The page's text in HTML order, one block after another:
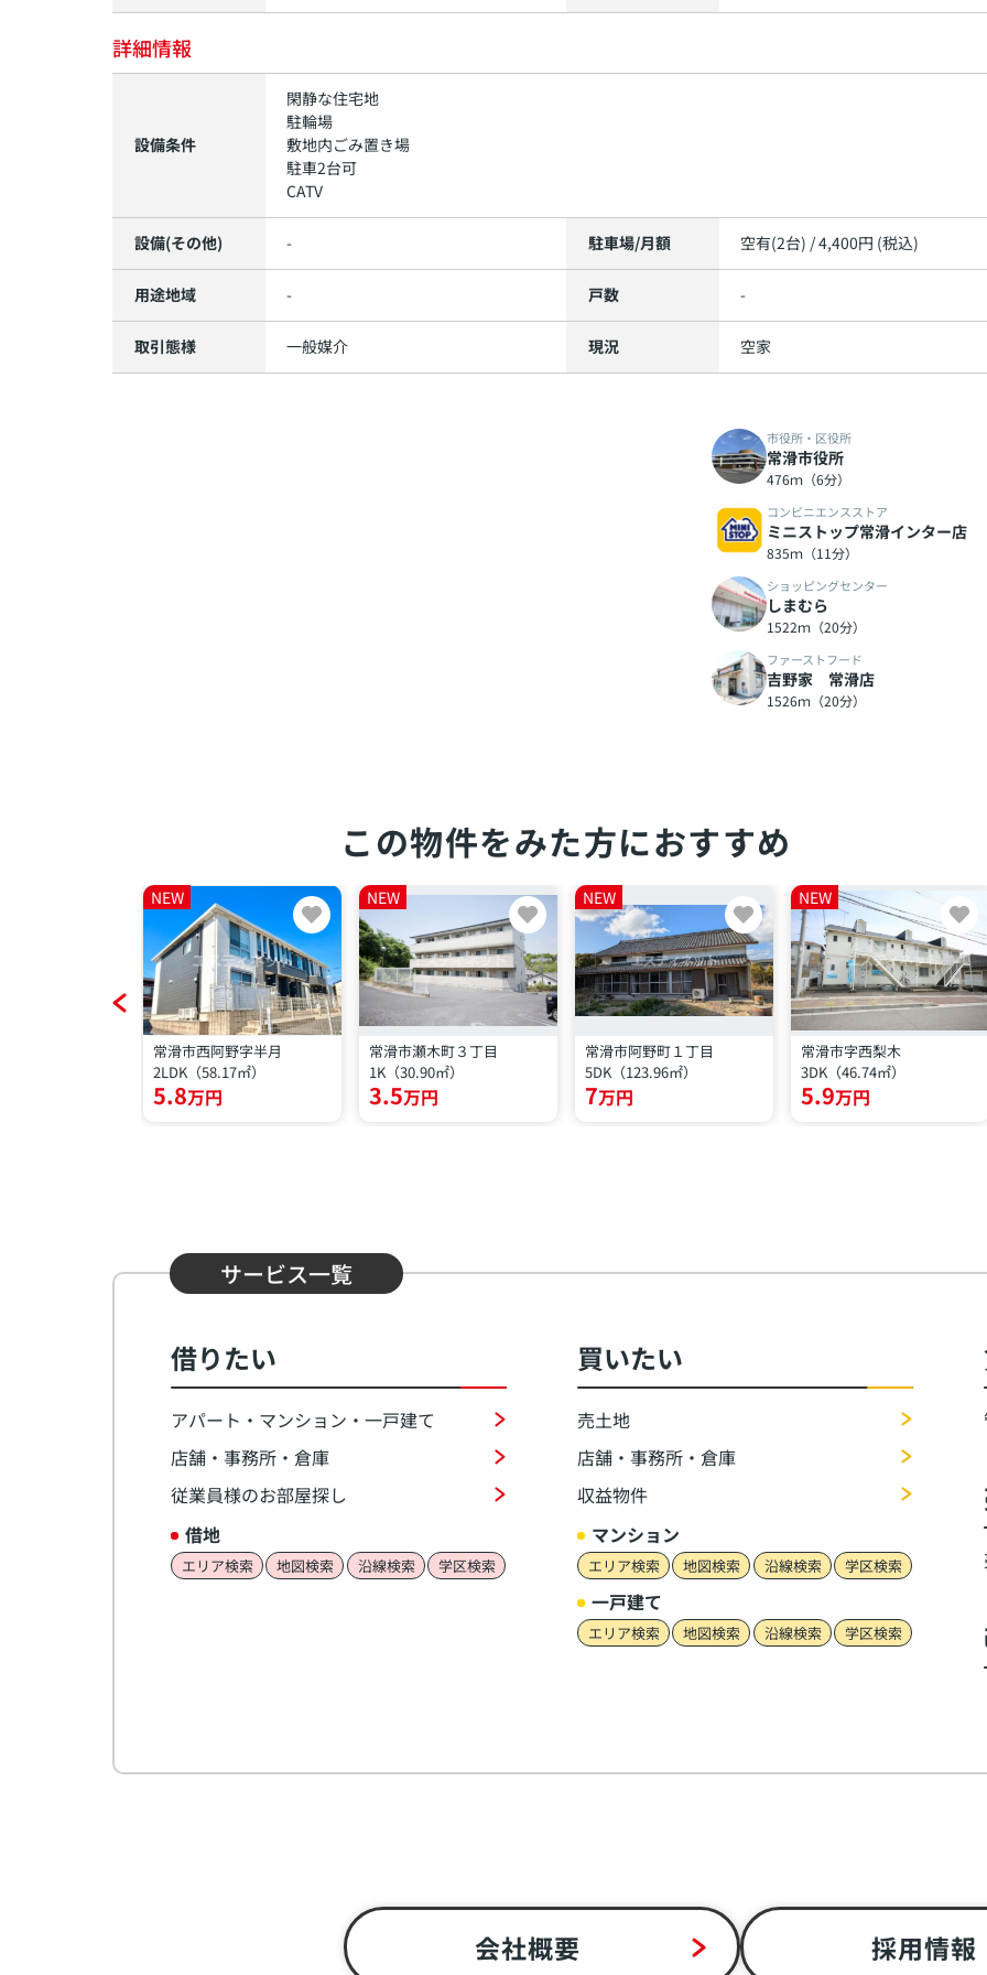
詳細情報
設備条件
閑静な住宅地
駐輪場
敷地内ごみ置き場
駐車2台可
CATV
設備(その他) - 駐車場/月額 空有(2台) / 4,400円 (税込)
用途地域 - 戸数 -
取引態様 一般媒介 現況 空家
市役所・区役所
常滑市役所
476ｍ（6分）
コンビニエンスストア
ミニストップ常滑インター店
835ｍ（11分）
ショッピングセンター
しまむら
1522ｍ（20分）
ファーストフード
吉野家 常滑店
1526ｍ（20分）
この物件をみた方におすすめ
NEW
常滑市西阿野字半月
2LDK（58.17㎡）
5.8万円
NEW
常滑市瀬木町３丁目
1K（30.90㎡）
3.5万円
NEW
常滑市阿野町１丁目
5DK（123.96㎡）
7万円
NEW
常滑市字西梨木
3DK（46.74㎡）
5.9万円
サービス一覧
借りたい
アパート・マンション・一戸建て
店舗・事務所・倉庫
従業員様のお部屋探し
借地
エリア検索 地図検索 沿線検索 学区検索
買いたい
売土地
店舗・事務所・倉庫
収益物件
マンション
エリア検索 地図検索 沿線検索 学区検索
一戸建て
エリア検索 地図検索 沿線検索 学区検索
会社概要 採用情報